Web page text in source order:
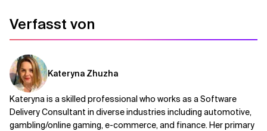
Verfasst von
Kateryna Zhuzha
Kateryna is a skilled professional who works as a Software
Delivery Consultant in diverse industries including automotive,
gambling/online gaming, e-commerce, and finance. Her primary